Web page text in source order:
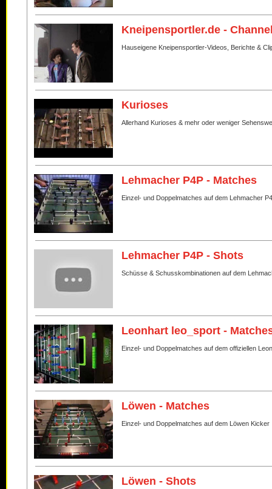
Kneipensportler.de -
Hauseigene Kneipensportler-Videos, Berichte &
Kurioses
Allerhand Kurioses & mehr oder weniger
Lehmacher P4P - Matches
Einzel- und Doppelmatches auf dem Lehmacher
Lehmacher P4P - Shots
Schüsse & Schusskombinationen auf dem
Leonhart leo_sport -
Einzel- und Doppelmatches auf dem offiziellen
Löwen - Matches
Einzel- und Doppelmatches auf dem Löwen Kicker
Löwen - Shots